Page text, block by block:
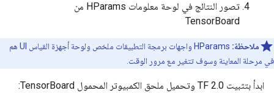
تصور النتائج في لوحة معلومات HParams من
TensorBoard
ملاحظة:
HParams واجهات برمجة التطبيقات ملخص ولوحة أجهزة القياس UI هم
في مرحلة المعاينة وسوف تتغير مع مرور الوقت.
ابدأ بتثبيت TF 2.0 وتحميل ملحق الكمبيوتر المحمول TensorBoard: